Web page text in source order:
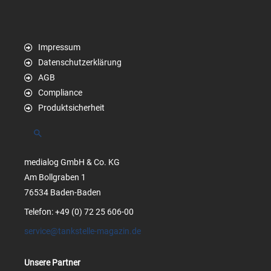
Impressum
Datenschutzerklärung
AGB
Compliance
Produktsicherheit
Suchen
medialog GmbH & Co. KG
Am Bollgraben 1
76534 Baden-Baden
Telefon: +49 (0) 72 25 606-00
service@tankstelle-magazin.de
Unsere Partner